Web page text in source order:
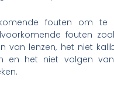
fouten om te
fouten
van lenzen, het niet
en het niet volgen